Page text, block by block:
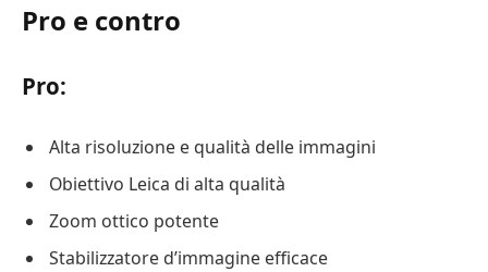
Pro e contro
Pro:
Alta risoluzione e qualità delle immagini
Obiettivo Leica di alta qualità
Zoom ottico potente
Stabilizzatore d’immagine efficace